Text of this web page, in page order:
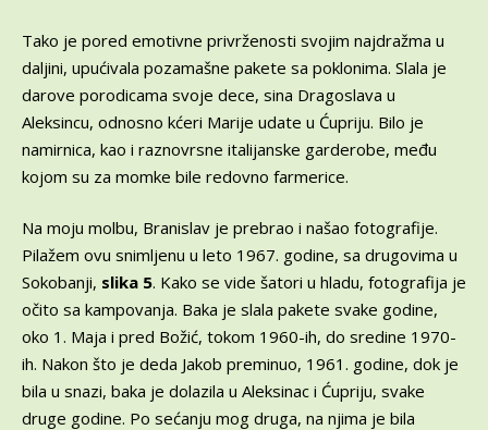
Tako je pored emotivne privrženosti svojim najdražma u
daljini, upućivala pozamašne pakete sa poklonima. Slala je
darove porodicama svoje dece, sina Dragoslava u
Aleksincu, odnosno kćeri Marije udate u Ćupriju. Bilo je
namirnica, kao i raznovrsne italijanske garderobe, među
kojom su za momke bile redovno farmerice.
Na moju molbu, Branislav je prebrao i našao fotografije.
Pilažem ovu snimljenu u leto 1967. godine, sa drugovima u
Sokobanji, slika 5. Kako se vide šatori u hladu, fotografija je
očito sa kampovanja. Baka je slala pakete svake godine,
oko 1. Maja i pred Božić, tokom 1960-ih, do sredine 1970-
ih. Nakon što je deda Jakob preminuo, 1961. godine, dok je
bila u snazi, baka je dolazila u Aleksinac i Ćupriju, svake
druge godine. Po sećanju mog druga, na njima je bila